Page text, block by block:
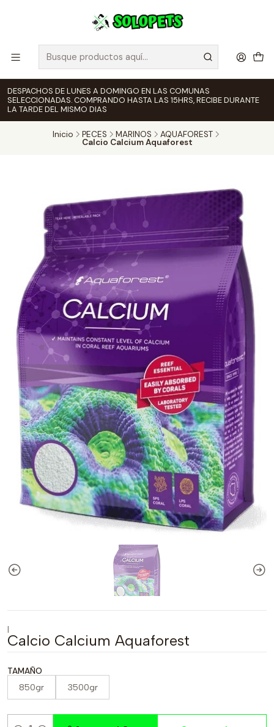
DESPACHOS DE LUNES A DOMINGO EN LAS COMUNAS
SELECCIONADAS. COMPRANDO HASTA LAS 15HRS, RECIBE DURANTE
LA TARDE DEL MISMO DIAS
Inicio PECES MARINOS AQUAFOREST
Calcio Calcium Aquaforest
|
Calcio Calcium Aquaforest
TAMAÑO
850gr 3500gr